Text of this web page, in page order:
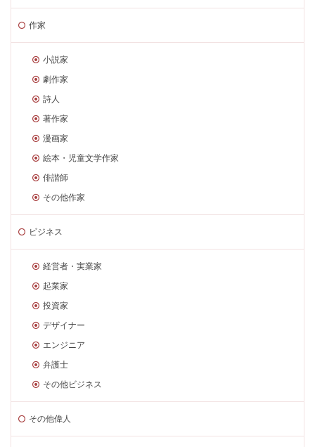
作家
小説家
劇作家
詩人
著作家
漫画家
絵本・児童文学作家
俳諧師
その他作家
ビジネス
経営者・実業家
起業家
投資家
デザイナー
エンジニア
弁護士
その他ビジネス
その他偉人